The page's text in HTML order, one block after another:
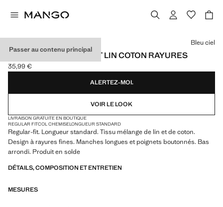
Passer au contenu principal
CHEMISE REGULAR-FIT LIN COTON RAYURES
Prix actuel [35,99 € ]
35,99 €
Choisissez une couleur
Bleu ciel
ALERTEZ-MOI.
VOIR LE LOOK
LIVRAISON GRATUITE EN BOUTIQUE
REGULAR FITCOL CHEMISELONGUEUR STANDARD
Regular-fit. Longueur standard. Tissu mélange de lin et de coton.
Design à rayures fines. Manches longues et poignets boutonnés. Bas
arrondi. Produit en solde
DÉTAILS, COMPOSITION ET ENTRETIEN
MESURES